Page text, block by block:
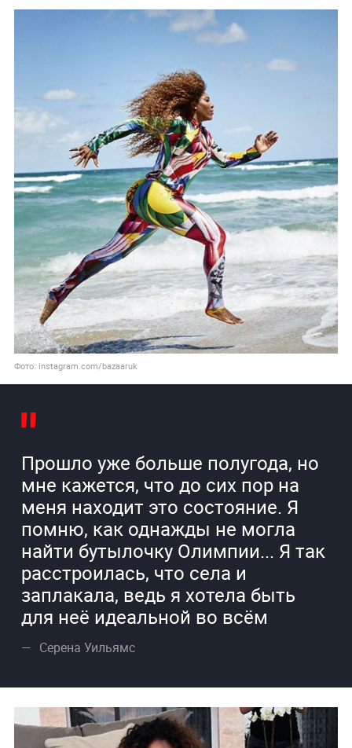
Фото: instagram.com/bazaaruk
Прошло уже больше полугода, но
мне кажется, что до сих пор на
меня находит это состояние. Я
помню, как однажды не могла
найти бутылочку Олимпии... Я так
расстроилась, что села и
заплакала, ведь я хотела быть
для неё идеальной во всём
Серена Уильямс